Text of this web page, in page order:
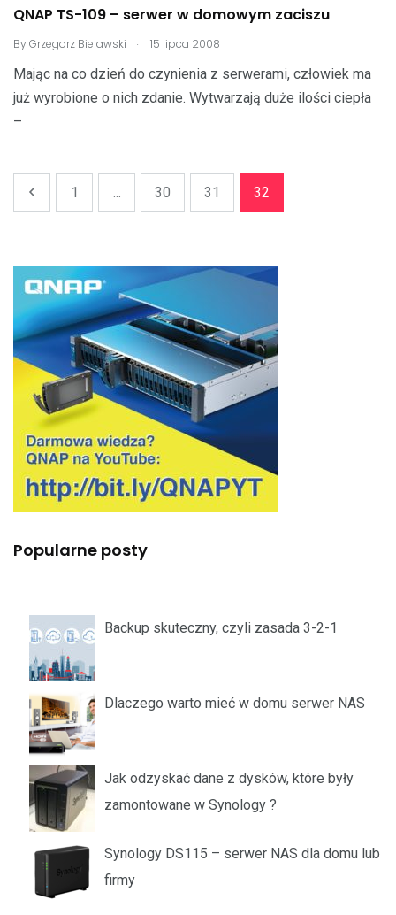
QNAP TS-109 – serwer w domowym zaciszu
ByGrzegorz Bielawski . 15 lipca 2008
Mając na co dzień do czynienia z serwerami, człowiek ma
już wyrobione o nich zdanie. Wytwarzają duże ilości ciepła
–
1 30 31 32
Popularne posty
Backup skuteczny, czyli zasada 3-2-1
Dlaczego warto mieć w domu serwer NAS
Jak odzyskać dane z dysków, które były
zamontowane w Synology ?
Synology DS115 – serwer NAS dla domu lub
firmy